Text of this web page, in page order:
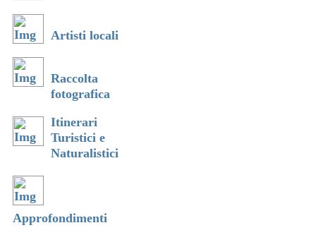
Artisti locali
Raccolta
fotografica
Itinerari
Turistici e
Naturalistici
Approfondimenti